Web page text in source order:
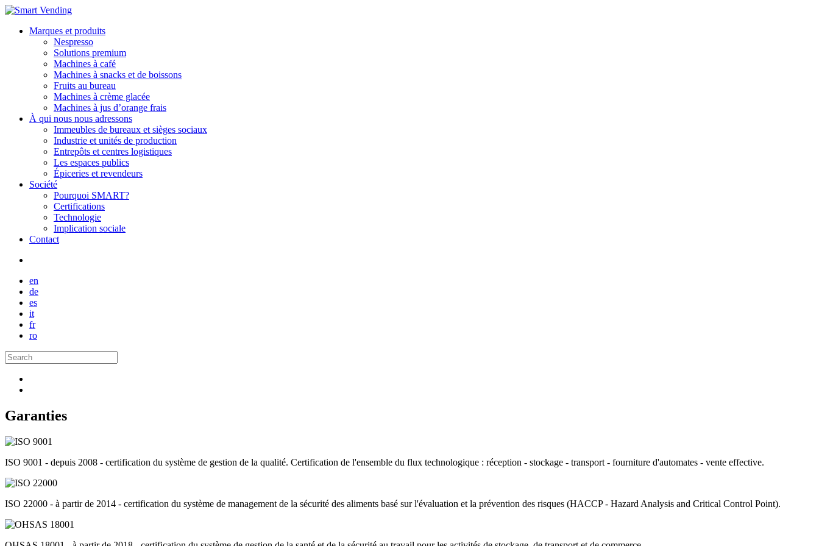
Marques et produits
Nespresso
Solutions premium
Machines à café
Machines à snacks et de boissons
Fruits au bureau
Machines à crème glacée
Machines à jus d’orange frais
À qui nous nous adressons
Immeubles de bureaux et sièges sociaux
Industrie et unités de production
Entrepôts et centres logistiques
Les espaces publics
Épiceries et revendeurs
Société
Pourquoi SMART?
Certifications
Technologie
Implication sociale
Contact
en
de
es
it
fr
ro
Garanties
ISO 9001 - depuis 2008 - certification du système de gestion de la qualité. Certification de l'ensemble du flux technologique : réception - stockage - transport - fourniture d'automates - vente effective.
ISO 22000 - à partir de 2014 - certification du système de management de la sécurité des aliments basé sur l'évaluation et la prévention des risques (HACCP - Hazard Analysis and Critical Control Point).